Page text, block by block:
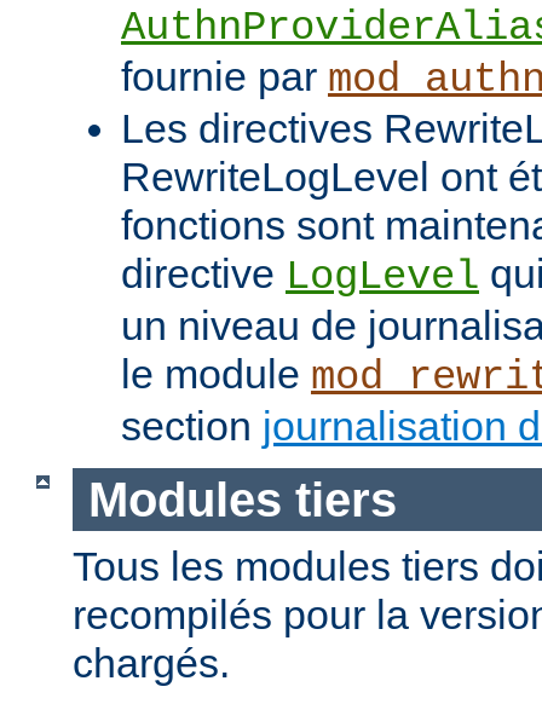
fournie par
Les directives
RewriteLogLevel ont
fonctions sont
directive LogLevel
un niveau de
le module
section journalisation
Modules tiers
Tous les modules tiers
recompilés pour la
chargés.